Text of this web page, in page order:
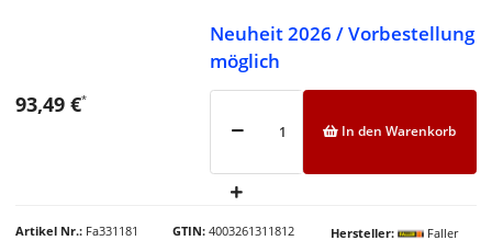
Neuheit 2026 / Vorbestellung
möglich
Artikel Nr. Fa331181 GTIN 4003261311812 Hersteller Faller
93,49 €*
In den Warenkorb